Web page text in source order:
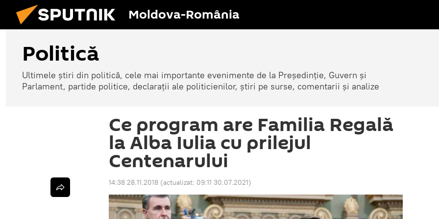
Moldova-România
Politică
Ultimele știri din politică, cele mai importante evenimente de la Președinție, Guvern și
Parlament, partide politice, declarații ale politicienilor, știri pe surse, comentarii și analize
Ce program are Familia Regală
la Alba Iulia cu prilejul
Centenarului
14:38 28.11.2018 (actualizat: 09:11 30.07.2021)